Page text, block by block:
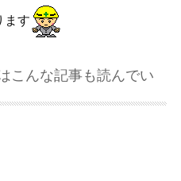
ます
こんな記事も読んでい